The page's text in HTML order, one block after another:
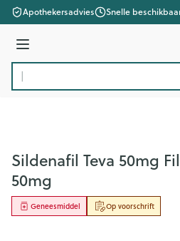
Ga naar de inhoud
Apothekersadvies Snelle
Menu
Product, merk, categorie...
Sildenafil Teva 50mg
50mg
Op voorschrift
Geneesmiddel